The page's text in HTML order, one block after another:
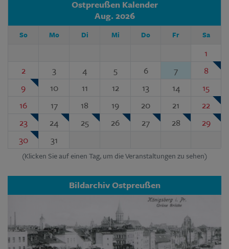
Ostpreußen Kalender
Aug. 2026
So Mo Di Mi Do Fr Sa
1
2
3 4 5 6 7
8
9
10 11 12 13 14
15
16
17 18 19 20 21
22
23
24 25 26 27 28
29
30
31
(Klicken Sie auf einen Tag, um die Veranstaltungen zu sehen)
Bildarchiv Ostpreußen